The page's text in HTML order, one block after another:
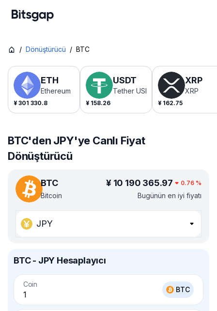
/ Dönüştürücü / BTC
ETH
Ethereum
¥ 301 330.8
USDT
Tether USDt
¥ 158.26
XRP
XRP
¥ 162.75
BTC'den JPY'ye Canlı Fiyat
Dönüştürücü
BTC
Bitcoin
¥ 10 190 365.97 0.76 %
Bugünün en iyi fiyatı
JPY
BTC - JPY Hesaplayıcı
Coin
BTC